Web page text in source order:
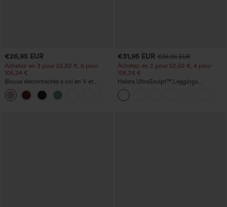
€26,95 EUR
Achetez-en 3 pour 52,62 €, 6 pour
105,24 €
Blouse décontractée à col en V et
manches courtes bouffantes
€31,95 EUR €35,95 EUR
Achetez-en 2 pour 52,62 €, 4 pour
105,24 €
Halara UltraSculpt™ Leggings
d'entraînement sculptants taille haute,
effet ventre plat, avec poche